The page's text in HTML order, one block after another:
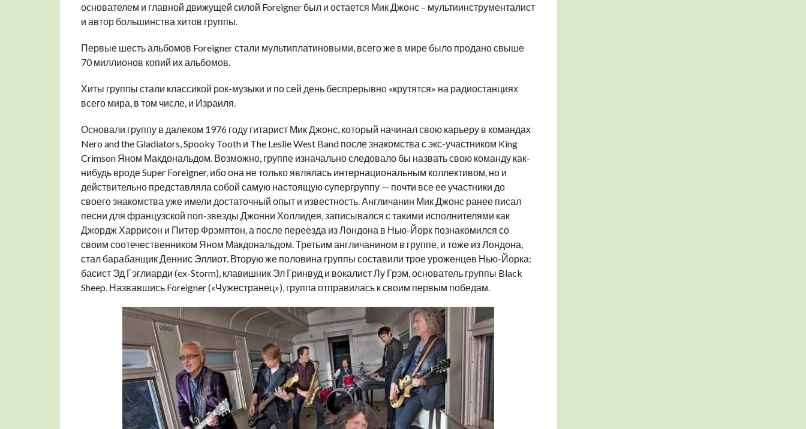
основателем и главной движущей силой Foreigner был и остается Мик Джонс – мультиинструменталист
и автор большинства хитов группы.
Первые шесть альбомов Foreigner стали мультиплатиновыми, всего же в мире было продано свыше
70 миллионов копий их альбомов.
Хиты группы стали классикой рок-музыки и по сей день беспрерывно «крутятся» на радиостанциях
всего мира, в том числе, и Израиля.
Основали группу в далеком 1976 году гитарист Мик Джонс, который начинал свою карьеру в командах
Nero and the Gladiators, Spooky Tooth и The Leslie West Band после знакомства с экс-участником King
Crimson Яном Макдональдом. Возможно, группе изначально следовало бы назвать свою команду как-
нибудь вроде Super Foreigner, ибо она не только являлась интернациональным коллективом, но и
действительно представляла собой самую настоящую супергруппу — почти все ее участники до
своего знакомства уже имели достаточный опыт и известность. Англичанин Мик Джонс ранее писал
песни для французской поп-звезды Джонни Холлидея, записывался с такими исполнителями как
Джордж Харрисон и Питер Фрэмптон, а после переезда из Лондона в Нью-Йорк познакомился со
своим соотечественником Яном Макдональдом. Третьим англичанином в группе, и тоже из Лондона,
стал барабанщик Деннис Эллиот. Вторую же половина группы составили трое уроженцев Нью-Йорка:
басист Эд Гэглиарди (ex-Storm), клавишник Эл Гринвуд и вокалист Лу Грэм, основатель группы Black
Sheep. Назвавшись Foreigner («Чужестранец»), группа отправилась к своим первым победам.